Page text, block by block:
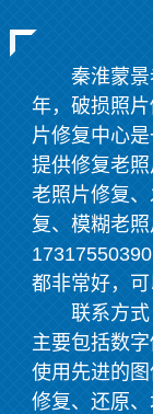
秦淮蒙景
年，破损照
片修复中心
提供修复老
老照片修复
复、模糊老照
都非常好，可
联系方式
主要包括数
使用先进的
修复、还原